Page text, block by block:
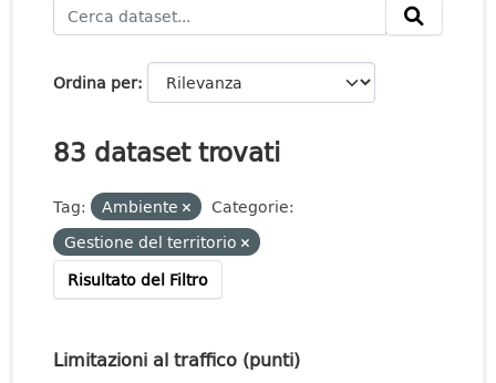
Ordina per
83 dataset trovati
Tag: Ambiente
Categorie:
Gestione del territorio
Risultato del Filtro
Limitazioni al traffico (punti)